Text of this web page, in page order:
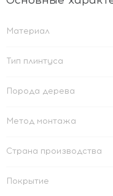
Материал
Тип плинтуса
Порода дерева
Метод монтажа
Страна производства
Покрытие